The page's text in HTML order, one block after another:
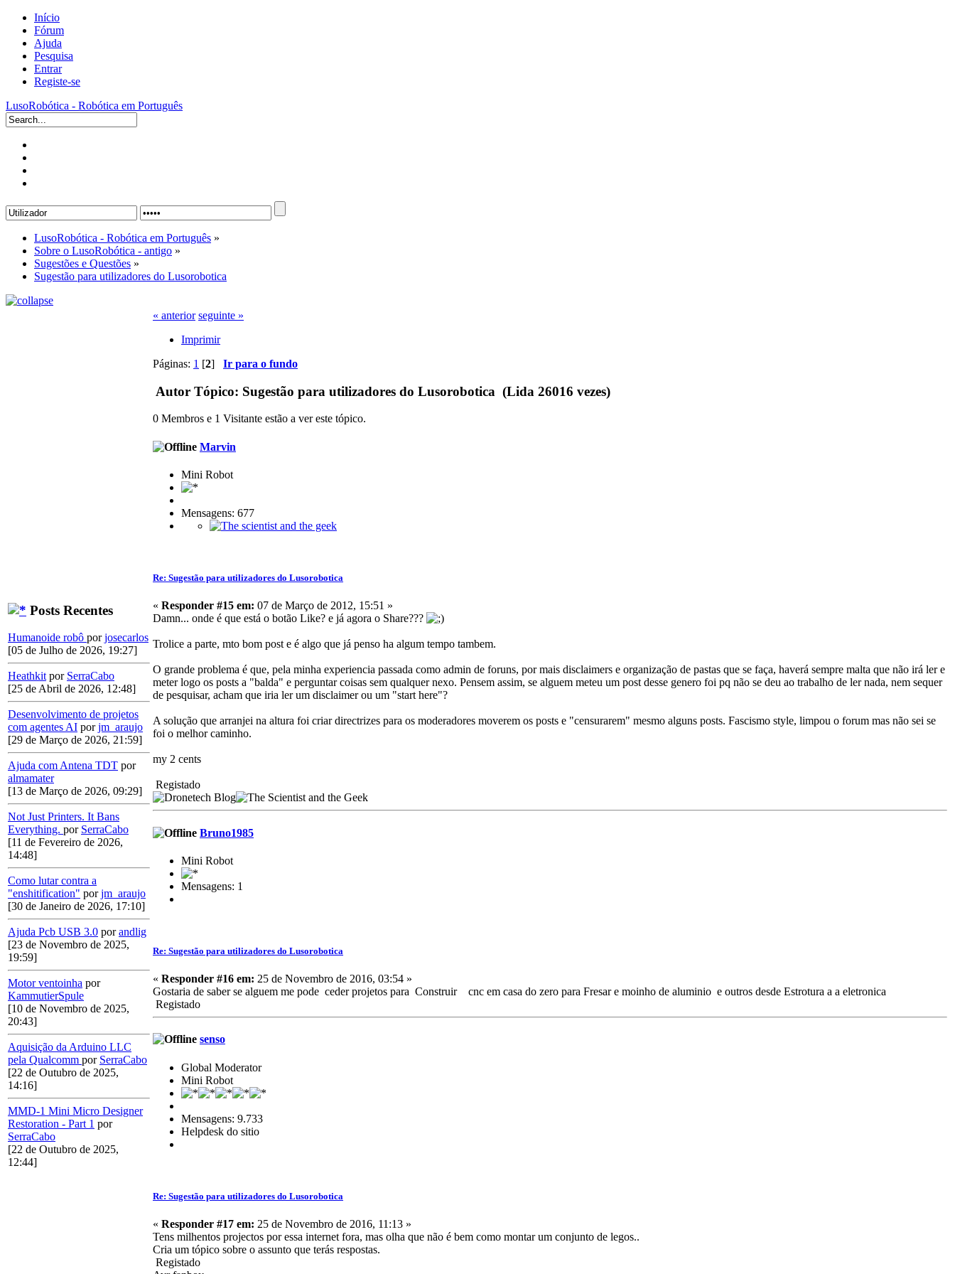
Início
Fórum
Ajuda
Pesquisa
Entrar
Registe-se
LusoRobótica - Robótica em Português
LusoRobótica - Robótica em Português »
Sobre o LusoRobótica - antigo »
Sugestões e Questões »
Sugestão para utilizadores do Lusorobotica
Posts Recentes
Humanoide robô porjosecarlos
[05 de Julho de 2026, 19:27]
Heathkit por SerraCabo
[25 de Abril de 2026, 12:48]
Desenvolvimento de projetos
com agentes AI porjm_araujo
[29 de Março de 2026, 21:59]
Ajuda com Antena TDT por
almamater
[13 de Março de 2026, 09:29]
Not Just Printers. It Bans
Everything. por SerraCabo
[11 de Fevereiro de 2026,
14:48]
Como lutar contra a
"enshitification" porjm_araujo
[30 de Janeiro de 2026, 17:10]
Ajuda Pcb USB 3.0 porandlig
[23 de Novembro de 2025,
19:59]
Motor ventoinha por
KammutierSpule
[10 de Novembro de 2025,
20:43]
Aquisição da Arduino LLC
pela Qualcomm por SerraCabo
[22 de Outubro de 2025,
14:16]
MMD-1 Mini Micro Designer
Restoration - Part 1 por
SerraCabo
[22 de Outubro de 2025,
12:44]
« anterior seguinte »
Imprimir
Páginas: 1 [2] Ir para o fundo
Autor Tópico: Sugestão para utilizadores do Lusorobotica (Lida 26016 vezes)
0 Membros e 1 Visitante estão a ver este tópico.
Marvin
Mini Robot
Mensagens: 677
Re: Sugestão para utilizadores do Lusorobotica
« Responder #15 em: 07 de Março de 2012, 15:51 »
Damn... onde é que está o botão Like? e já agora o Share???
Trolice a parte, mto bom post e é algo que já penso ha algum tempo tambem.
O grande problema é que, pela minha experiencia passada como admin de foruns, por mais disclaimers e organização de pastas que se faça, haverá sempre malta que não irá ler e
meter logo os posts a "balda" e perguntar coisas sem qualquer nexo. Pensem assim, se alguem meteu um post desse genero foi pq não se deu ao trabalho de ler nada, nem sequer
de pesquisar, acham que iria ler um disclaimer ou um "start here"?
A solução que arranjei na altura foi criar directrizes para os moderadores moverem os posts e "censurarem" mesmo alguns posts. Fascismo style, limpou o forum mas não sei se
foi o melhor caminho.
my 2 cents
Registado
Bruno1985
Mini Robot
Mensagens: 1
Re: Sugestão para utilizadores do Lusorobotica
« Responder #16 em: 25 de Novembro de 2016, 03:54 »
Gostaria de saber se alguem me pode ceder projetos para Construir cnc em casa do zero para Fresar e moinho de aluminio e outros desde Estrotura a a eletronica
Registado
senso
Global Moderator
Mini Robot
Mensagens: 9.733
Helpdesk do sitio
Re: Sugestão para utilizadores do Lusorobotica
« Responder #17 em: 25 de Novembro de 2016, 11:13 »
Tens milhentos projectos por essa internet fora, mas olha que não é bem como montar um conjunto de legos..
Cria um tópico sobre o assunto que terás respostas.
Registado